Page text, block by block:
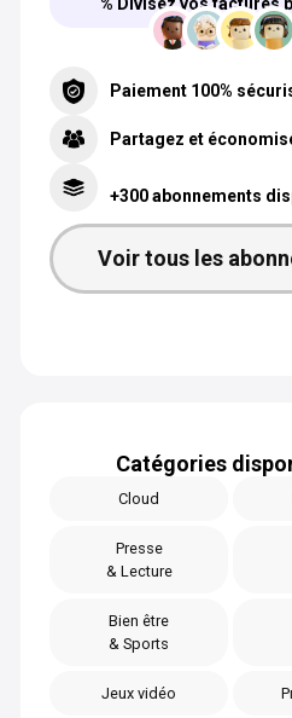
% Divisez vos factures
Paiement 100%
Partagez et
+300 abonnements
Voir tous les
Catégories
Cloud
Presse
& Lecture
Bien être
& Sports
Jeux vidéo